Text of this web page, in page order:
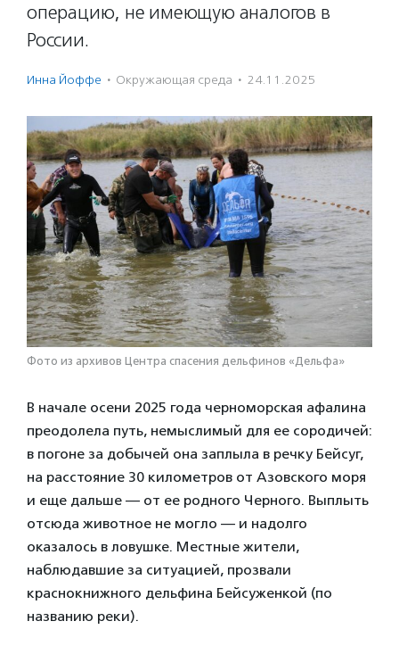
операцию, не имеющую аналогов в
России.
Инна Йоффе · Окружающая среда · 24.11.2025
Фото из архивов Центра спасения дельфинов «Дельфа»
В начале осени 2025 года черноморская афалина
преодолела путь, немыслимый для ее сородичей:
в погоне за добычей она заплыла в речку Бейсуг,
на расстояние 30 километров от Азовского моря
и еще дальше — от ее родного Черного. Выплыть
отсюда животное не могло — и надолго
оказалось в ловушке. Местные жители,
наблюдавшие за ситуацией, прозвали
краснокнижного дельфина Бейсуженкой (по
названию реки).